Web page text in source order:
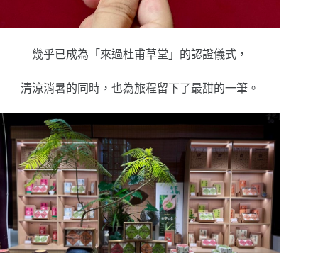
幾乎已成為「來過杜甫草堂」的認證儀式，
清涼消暑的同時，也為旅程留下了最甜的一筆。